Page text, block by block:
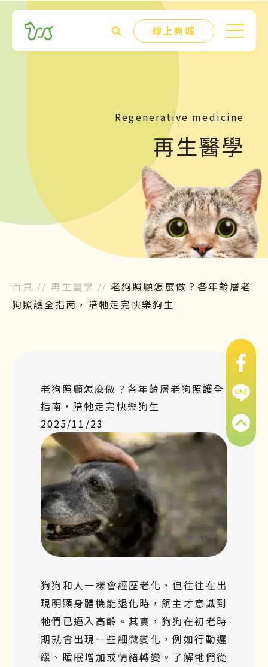
線上商城
Regenerative medicine
再生醫學
首頁 // 再生醫學 // 老狗照顧怎麼做？各年齡層老
狗照護全指南，陪牠走完快樂狗生
老狗照顧怎麼做？各年齡層老狗照護全
指南，陪牠走完快樂狗生
2025/11/23
狗狗和人一樣會經歷老化，但往往在出
現明顯身體機能退化時，飼主才意識到
牠們已邁入高齡。其實，狗狗在初老時
期就會出現一些細微變化，例如行動遲
緩、睡眠增加或情緒轉變。了解牠們從